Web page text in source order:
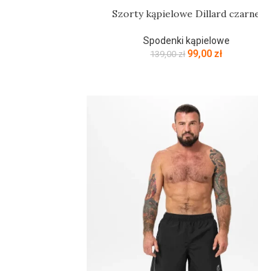
Szorty kąpielowe Dillard
Spodenki kąpielowe
139,00zł 99,00 zł